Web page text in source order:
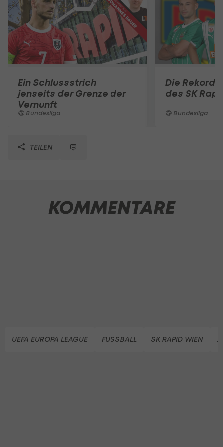
Ein Schlussstrich
jenseits der Grenze der
Vernunft
Bundesliga
Die Rekord-
des SK
Bundesliga
TEILEN
KOMMENTARE
UEFA EUROPA LEAGUE FUSSBALL SK RAPID WIEN